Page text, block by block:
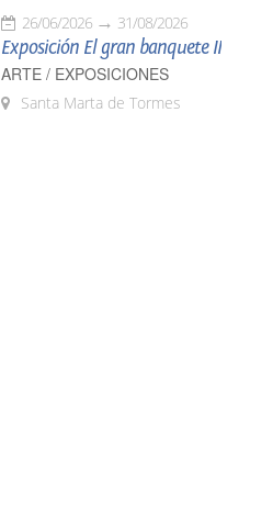
26/06/2026 31/08/2026
Exposición El gran banquete II
ARTE / EXPOSICIONES
Santa Marta de Tormes